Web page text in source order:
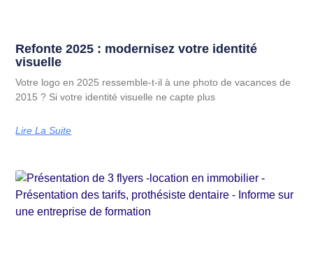
Refonte 2025 : modernisez votre identité
visuelle
Votre logo en 2025 ressemble-t-il à une photo de vacances de
2015 ? Si votre identité visuelle ne capte plus
Lire La Suite